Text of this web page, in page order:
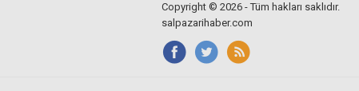
Copyright © 2026 - Tüm hakları saklıdır.
salpazarihaber.com